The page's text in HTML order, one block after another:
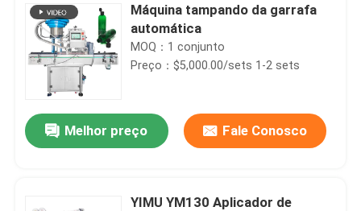
Máquina tampando da garrafa
automática
MOQ：1 conjunto
Preço：$5,000.00/sets 1-2 sets
Melhor preço Fale Conosco
YIMU YM130 Aplicador de